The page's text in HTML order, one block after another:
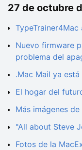
27 de octubre
Nuevo firmware
problema del
.Mac Mail ya
El hogar del
Más imágenes
"All about Steve
Fotos de la